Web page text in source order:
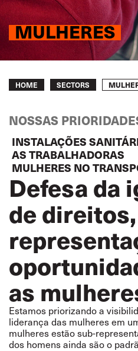
MULHERES
Breadcrumb
HOME SECTORS
NOSSAS
INSTALAÇÕES
AS TRABALHADORAS
MULHERES NO
Defesa da
de direitos,
as
Estamos priorizando a
liderança das mulheres em
mulheres estão sub-
dos homens ainda são o